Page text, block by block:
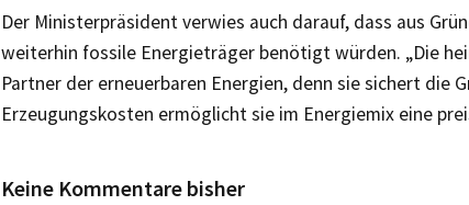
Der Ministerpräsident verwies auch darauf, dass aus
weiterhin fossile Energieträger benötigt würden. „Die
Partner der erneuerbaren Energien, denn sie sichert die
Erzeugungskosten ermöglicht sie im Energiemix eine
Keine Kommentare bisher